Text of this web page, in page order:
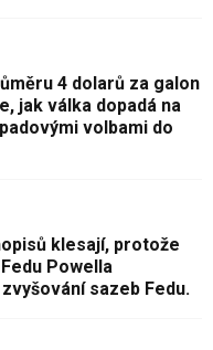
4 dolarů za galon
jak válka dopadá na
volbami do
klesají, protože
Powella
sazeb Fedu.